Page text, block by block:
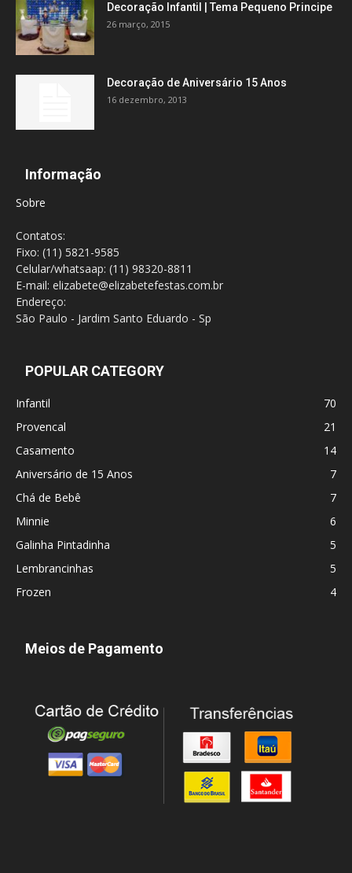
Decoração Infantil | Tema Pequeno Principe
26 março, 2015
Decoração de Aniversário 15 Anos
16 dezembro, 2013
Informação
Sobre
Contatos:
Fixo: (11) 5821-9585
Celular/whatsaap: (11) 98320-8811
E-mail: elizabete@elizabetefestas.com.br
Endereço:
São Paulo - Jardim Santo Eduardo - Sp
POPULAR CATEGORY
Infantil
70
Provencal
21
Casamento
14
Aniversário de 15 Anos
7
Chá de Bebê
7
Minnie
6
Galinha Pintadinha
5
Lembrancinhas
5
Frozen
4
Meios de Pagamento